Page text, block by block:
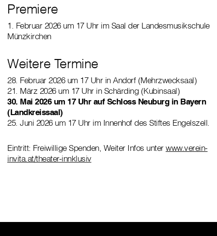
Premiere
1. Februar 2026 um 17 Uhr im Saal der Landesmusikschule
Münzkirchen
Weitere Termine
28. Februar 2026 um 17 Uhr in Andorf (Mehrzwecksaal)
21. März 2026 um 17 Uhr in Schärding (Kubinsaal)
30. Mai 2026 um 17 Uhr auf Schloss Neuburg in Bayern
(Landkreissaal)
25. Juni 2026 um 17 Uhr im Innenhof des Stiftes Engelszell.
Eintritt: Freiwillige Spenden, Weiter Infos unterwww.verein-
invita.at/theater-innklusiv